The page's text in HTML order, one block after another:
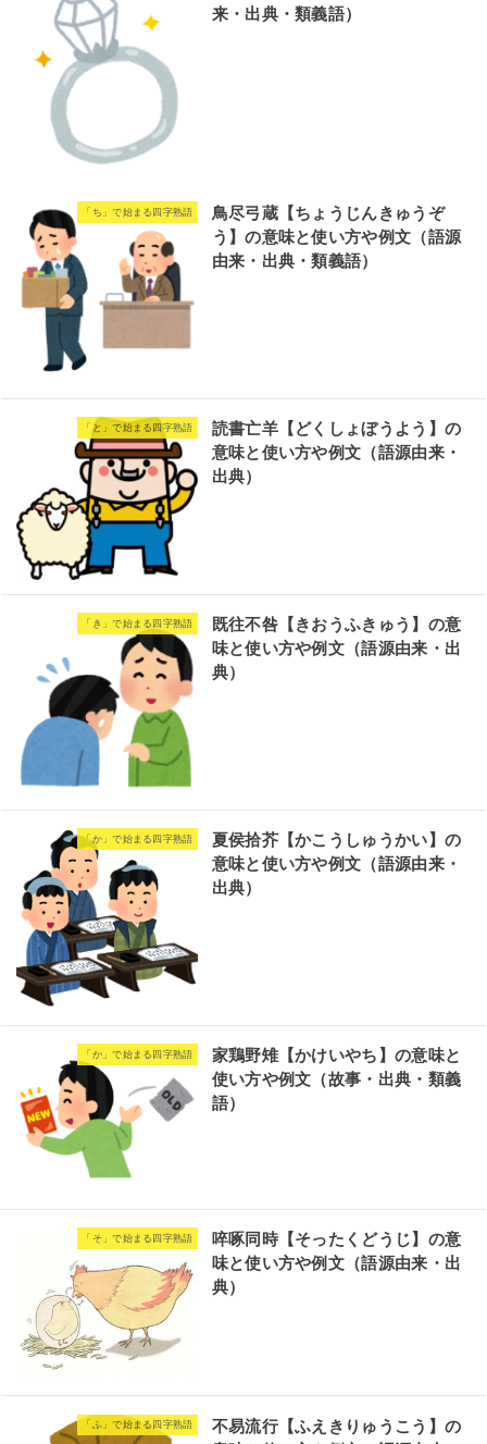
来・出典・類義語）
「ち」で始まる四字熟語
鳥尽弓蔵【ちょうじんきゅうぞ
う】の意味と使い方や例文（語源
由来・出典・類義語）
「と」で始まる四字熟語
読書亡羊【どくしょぼうよう】の
意味と使い方や例文（語源由来・
出典）
「き」で始まる四字熟語
既往不咎【きおうふきゅう】の意
味と使い方や例文（語源由来・出
典）
「か」で始まる四字熟語
夏侯拾芥【かこうしゅうかい】の
意味と使い方や例文（語源由来・
出典）
「か」で始まる四字熟語
家鶏野雉【かけいやち】の意味と
使い方や例文（故事・出典・類義
語）
「そ」で始まる四字熟語
啐啄同時【そったくどうじ】の意
味と使い方や例文（語源由来・出
典）
「ふ」で始まる四字熟語
不易流行【ふえきりゅうこう】の